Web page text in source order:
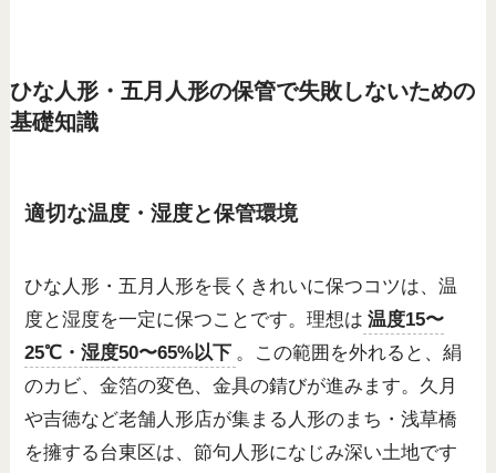
ひな人形・五月人形の保管で失敗しないための
基礎知識
適切な温度・湿度と保管環境
ひな人形・五月人形を長くきれいに保つコツは、温
度と湿度を一定に保つことです。理想は 温度15〜
25℃・湿度50〜65%以下 。この範囲を外れると、絹
のカビ、金箔の変色、金具の錆びが進みます。久月
や吉徳など老舗人形店が集まる人形のまち・浅草橋
を擁する台東区は、節句人形になじみ深い土地です